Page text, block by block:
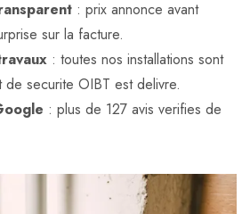
: prix annonce avant
sur la facture.
: toutes nos installations sont
securite OIBT est delivre.
: plus de 127 avis verifies de